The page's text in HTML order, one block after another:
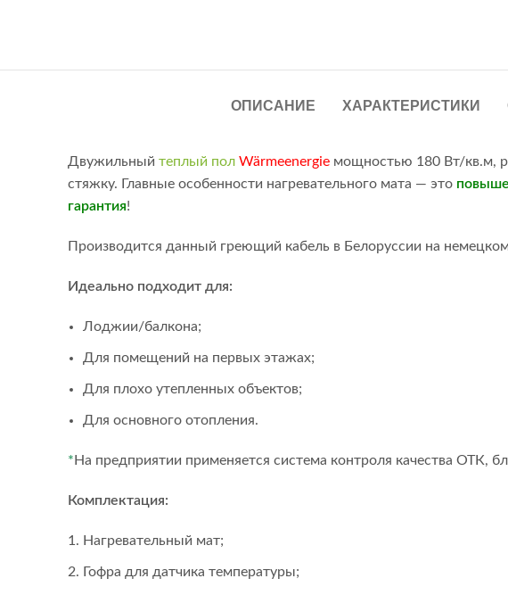
ОПИСАНИЕ ХАРАКТЕРИСТИКИ
Двужильный теплый пол Wärmeenergie мощностью 180 Вт/кв.м,
стяжку. Главные особенности нагревательного мата — это
гарантия!
Производится данный греющий кабель в Белоруссии на
Идеально подходит для:
Лоджии/балкона;
Для помещений на первых этажах;
Для плохо утепленных объектов;
Для основного отопления.
* На предприятии применяется система контроля качества ОТК,
Комплектация:
Нагревательный мат;
Гофра для датчика температуры;